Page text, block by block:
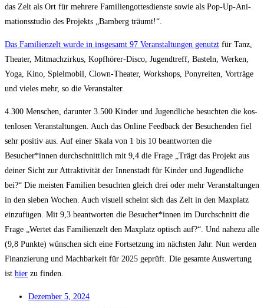
das Zelt als Ort für meh­re­re Fami­li­en­got­tes­diens­te sowie als Pop-Up-Ani­
ma­ti­ons­stu­dio des Pro­jekts „Bam­berg träumt!“.
Das Fami­li­en­zelt wur­de in ins­ge­samt 97 Ver­an­stal­tun­gen genutzt für Tanz,
Thea­ter, Mit­mach­zir­kus, Kopf­hö­rer-Dis­co, Jugend­treff, Bas­teln, Wer­ken,
Yoga, Kino, Spiel­mo­bil, Clown-Thea­ter, Work­shops, Pony­rei­ten, Vor­trä­ge
und vie­les mehr, so die Veranstalter.
4.300 Men­schen, dar­un­ter 3.500 Kin­der und Jugend­li­che besuch­ten die kos­
ten­lo­sen Ver­an­stal­tun­gen. Auch das Online Feed­back der Besu­chen­den fiel
sehr posi­tiv aus. Auf einer Ska­la von 1 bis 10 beant­wor­ten die
Besucher*innen durch­schnitt­lich mit 9,4 die Fra­ge „Trägt das Pro­jekt aus
dei­ner Sicht zur Attrak­ti­vi­tät der Innen­stadt für Kin­der und Jugend­li­che
bei?“ Die meis­ten Fami­li­en besuch­ten gleich drei oder mehr Ver­an­stal­tun­gen
in den sie­ben Wochen. Auch visu­ell scheint sich das Zelt in den Max­platz
ein­zu­fü­gen. Mit 9,3 beant­wor­ten die Besucher*innen im Durch­schnitt die
Fra­ge „Wer­tet das Fami­li­en­zelt den Max­platz optisch auf?“. Und nahe­zu alle
(9,8 Punk­te) wün­schen sich eine Fort­set­zung im nächs­ten Jahr. Nun wer­den
Finan­zie­rung und Mach­bar­keit für 2025 geprüft. Die gesam­te Aus­wer­tung
ist hier zu finden.
Dezem­ber 5, 2024